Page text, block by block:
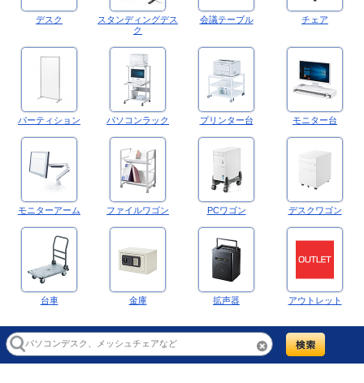
デスク
スタンディングデス
ク
会議テーブル チェア
パーティション パソコンラック プリンター台 モニター台
モニターアーム ファイルワゴン PCワゴン デスクワゴン
台車 金庫 拡声器 アウトレット